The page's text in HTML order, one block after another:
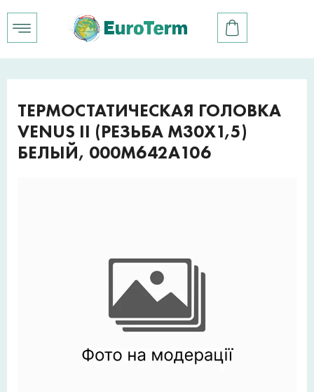
ТЕРМОСТАТИЧЕСКАЯ ГОЛОВКА
VENUS II (РЕЗЬБА M30X1,5)
БЕЛЫЙ, 000M642A106